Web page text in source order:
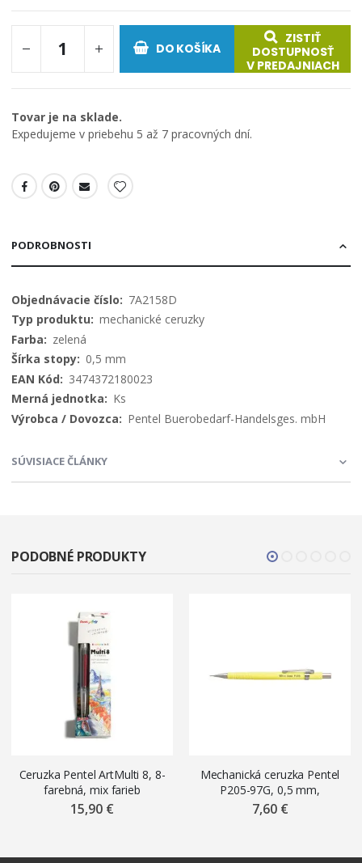
DO KOŠÍKA
ZISTIŤ
DOSTUPNOSŤ
V PREDAJNIACH
Tovar je na sklade.
Expedujeme v priebehu 5 až 7 pracovných dní.
PODROBNOSTI
Viac
informácií
7A2158D
mechanické ceruzky
zelená
0,5 mm
3474372180023
Ks
Pentel Buerobedarf-Handelsges. mbH
SÚVISIACE ČLÁNKY
PODOBNÉ PRODUKTY
Ceruzka Pentel ArtMulti 8, 8-
farebná, mix farieb
15,90 €
Mechanická ceruzka Pentel
P205-97G, 0,5 mm,
pastelová žltá
7,60 €